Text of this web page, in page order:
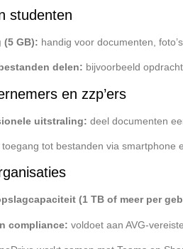
studenten
(5 GB): handig voor documenten,
delen: bijvoorbeeld
en zzp’ers
uitstraling: deel documenten
toegang tot bestanden via smartphone
(1 TB of meer per
compliance: voldoet aan AVG-